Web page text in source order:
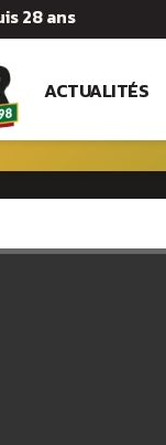
28 ans
ACTUALITÉS